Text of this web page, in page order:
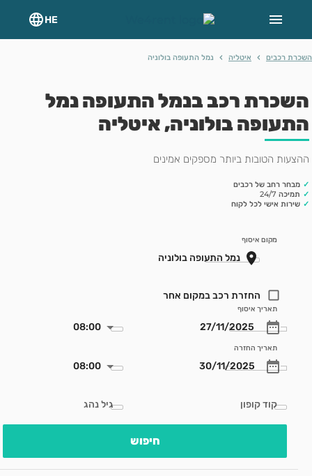
HE
רכבים › איטליה › נמל התעופה בולוניה
רכב בנמל התעופה נמל
בולוניה, איטליה
הטובות ביותר מספקים אמינים
מבחר רחב של רכבים
תמיכה 24/7
שירות אישי לכל לקוח
מקום איסוף
החזרת רכב במקום אחר
תאריך איסוף
08:00
תאריך החזרה
08:00
קוד קופון גיל נהג
חיפוש